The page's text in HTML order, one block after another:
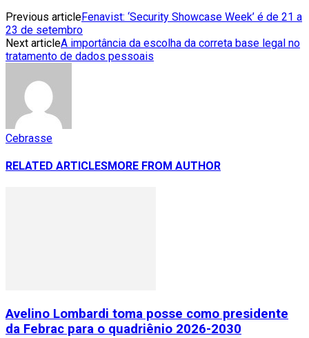
Previous articleFenavist: ‘Security Showcase Week’ é de 21 a
23 de setembro
Next articleA importância da escolha da correta base legal no
tratamento de dados pessoais
Cebrasse
RELATED ARTICLESMORE FROM AUTHOR
Avelino Lombardi toma posse como presidente
da Febrac para o quadriênio 2026-2030